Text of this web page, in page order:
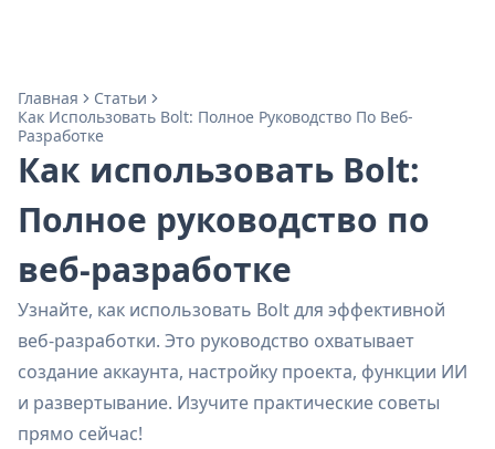
Главная
Статьи
Как Использовать Bolt: Полное Руководство По Веб-
Разработке
Как использовать Bolt:
Полное руководство по
веб-разработке
Узнайте, как использовать Bolt для эффективной
веб-разработки. Это руководство охватывает
создание аккаунта, настройку проекта, функции ИИ
и развертывание. Изучите практические советы
прямо сейчас!